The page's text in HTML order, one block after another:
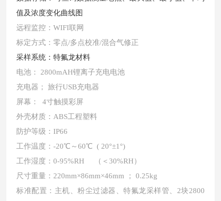
值及浓度变化曲线图
远程监控：WIFI联网
标定方式：零点/多点校准/混合气修正
采样系统：特氟龙材料
电池：
2800mAH锂离子充电电池
充电器；
旅行USB充电器
屏幕：
4寸触摸彩屏
外壳材质： ABS工程塑料
防护等级： IP66
工作温度：-20℃～60℃ ( 20°±1°)
工作湿度：0-95%RH （＜30%RH）
尺寸重量： 220mm×86mm×46mm ； 0.25kg
标准配置：主机、粉尘过滤器、特氟龙采样管、 2块2800